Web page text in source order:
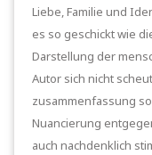
Liebe, Familie und
es so geschickt wie
Darstellung der
Autor sich nicht
zusammenfassung
Nuancierung
auch nachdenklich